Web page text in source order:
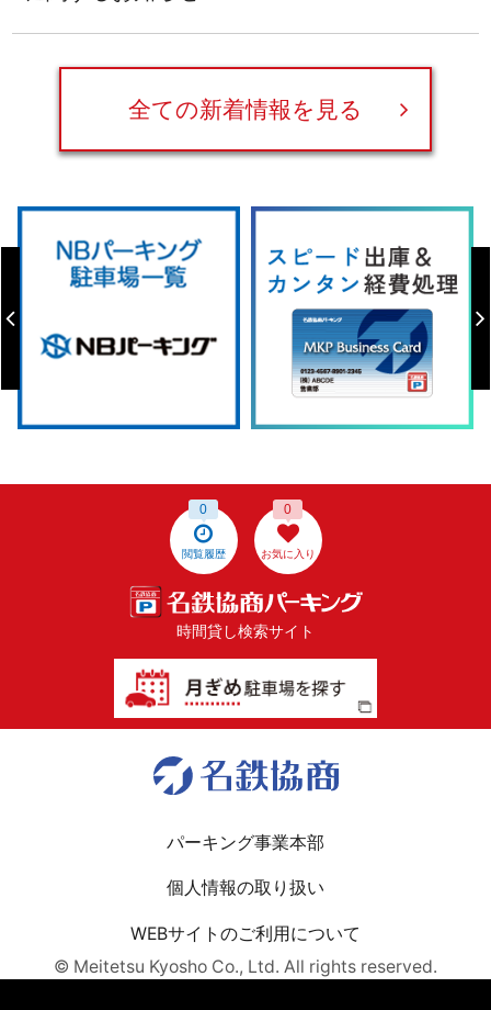
全ての新着情報を見る
閲覧履歴
0
お気に入り
0
時間貸し検索サイト
パーキング事業本部
個人情報の取り扱い
WEBサイトのご利用について
© Meitetsu Kyosho Co., Ltd. All rights reserved.